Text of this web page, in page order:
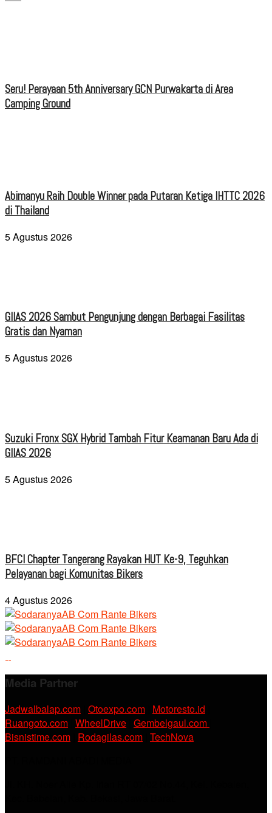
Seru! Perayaan 5th Anniversary GCN Purwakarta di Area
Camping Ground
Abimanyu Raih Double Winner pada Putaran Ketiga IHTTC 2026
di Thailand
5 Agustus 2026
GIIAS 2026 Sambut Pengunjung dengan Berbagai Fasilitas
Gratis dan Nyaman
5 Agustus 2026
Suzuki Fronx SGX Hybrid Tambah Fitur Keamanan Baru Ada di
GIIAS 2026
5 Agustus 2026
BFCI Chapter Tangerang Rayakan HUT Ke-9, Teguhkan
Pelayanan bagi Komunitas Bikers
4 Agustus 2026
Media Partner
Jadwalbalap.com Otoexpo.com Motoresto.id
Ruangoto.com WheelDrive Gembelgaul.com
Bisnistime.com Rodagilas.com TechNova